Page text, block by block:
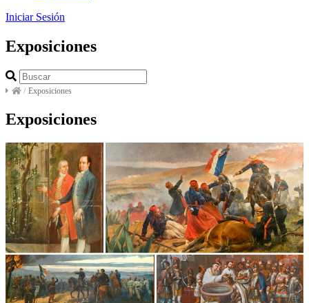
Iniciar Sesión
Exposiciones
/ Exposiciones
Exposiciones